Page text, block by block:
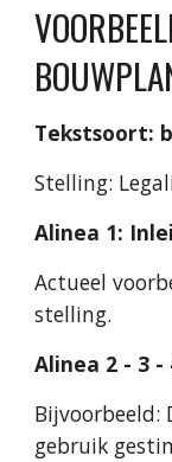
Tekstsoort:
Stelling:
Alinea 1:
Actueel
stelling.
Alinea 2 - 3
Bijvoorbeeld:
gebruik